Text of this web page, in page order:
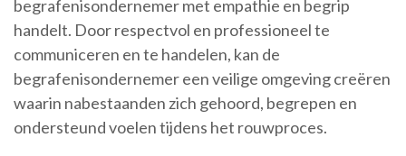
begrafenisondernemer met empathie en begrip
handelt. Door respectvol en professioneel te
communiceren en te handelen, kan de
begrafenisondernemer een veilige omgeving creëren
waarin nabestaanden zich gehoord, begrepen en
ondersteund voelen tijdens het rouwproces.